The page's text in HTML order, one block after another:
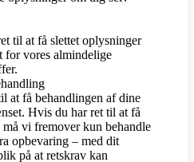
til at få slettet oplysninger
for vores almindelige
at få behandlingen af dine
Hvis du har ret til at få
vi fremover kun behandle
opbevaring – med dit
på at retskrav kan